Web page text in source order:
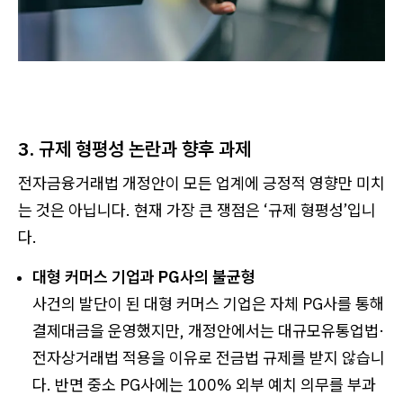
3. 규제 형평성 논란과 향후 과제
전자금융거래법 개정안이 모든 업계에 긍정적 영향만 미치
는 것은 아닙니다. 현재 가장 큰 쟁점은 ‘규제 형평성’입니
다.
대형 커머스 기업과 PG사의 불균형
사건의 발단이 된 대형 커머스 기업은 자체 PG사를 통해
결제대금을 운영했지만, 개정안에서는 대규모유통업법·
전자상거래법 적용을 이유로 전금법 규제를 받지 않습니
다. 반면 중소 PG사에는 100% 외부 예치 의무를 부과